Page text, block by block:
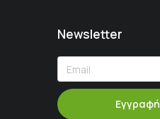
Newsletter
Εγγραφή